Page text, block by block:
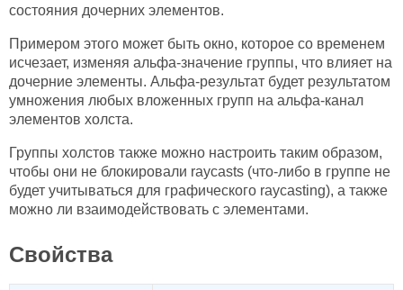
состояния дочерних элементов.
Примером этого может быть окно, которое со временем
исчезает, изменяя альфа-значение группы, что влияет на
дочерние элементы. Альфа-результат будет результатом
умножения любых вложенных групп на альфа-канал
элементов холста.
Группы холстов также можно настроить таким образом,
чтобы они не блокировали raycasts (что-либо в группе не
будет учитываться для графического raycasting), а также
можно ли взаимодействовать с элементами.
Свойства